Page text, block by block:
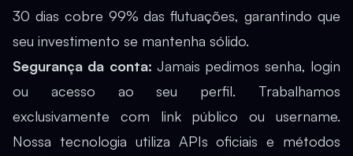
30 dias cobre 99% das flutuações, garantindo que
seu investimento se mantenha sólido.
Segurança da conta: Jamais pedimos senha, login
ou acesso ao seu perfil. Trabalhamos
exclusivamente com link público ou username.
Nossa tecnologia utiliza APIs oficiais e métodos